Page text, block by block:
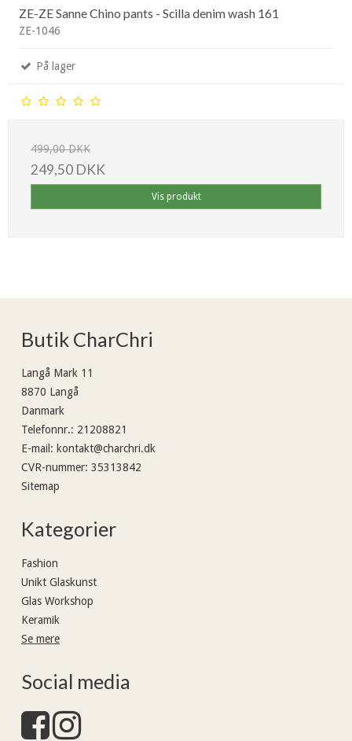
ZE-ZE Sanne Chino pants - Scilla denim wash 161
ZE-1046
På lager
499,00 DKK
249,50 DKK
Vis produkt
Butik CharChri
Langå Mark 11
8870 Langå
Danmark
Telefonnr.: 21208821
E-mail : kontakt@charchri.dk
CVR-nummer: 35313842
Sitemap
Kategorier
Fashion
Unikt Glaskunst
Glas Workshop
Keramik
Se mere
Social media